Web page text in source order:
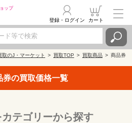
ップ
登録・ログイン カート
のJ・マーケット 買取TOP 買取商品 商品券
券の買取価格一覧
テゴリーから探す